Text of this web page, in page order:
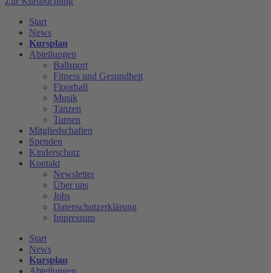
Start
News
Kursplan
Abteilungen
Ballsport
Fitness und Gesundheit
Floorball
Musik
Tanzen
Turnen
Mitgliedschaften
Spenden
Kinderschutz
Kontakt
Newsletter
Über uns
Jobs
Datenschutzerklärung
Impressum
Start
News
Kursplan
Abteilungen